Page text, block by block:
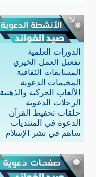
الدورات العلمية
تفعيل العمل الخيري
المسابقات الثقافية
المخيمات الدعوية
الألعاب الحركية والذهنية
الرحلات الدعوية
حلقات تحفيظ القرآن
الدعوة في المنتديات
ساهم في نشر الإسلام